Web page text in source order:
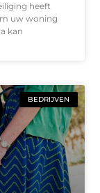
heeft
uw woning
kan
BEDRIJVEN